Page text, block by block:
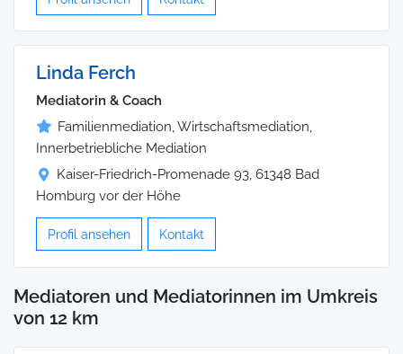
Linda Ferch
Mediatorin & Coach
Familienmediation, Wirtschaftsmediation,
Innerbetriebliche Mediation
Kaiser-Friedrich-Promenade 93, 61348 Bad
Homburg vor der Höhe
Profil ansehen Kontakt
Mediatoren und Mediatorinnen im Umkreis
von 12 km